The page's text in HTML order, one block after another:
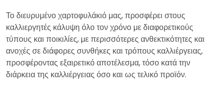
Το διευρυμένο χαρτοφυλάκιό μας, προσφέρει στους
καλλιεργητές κάλυψη όλο τον χρόνο με διαφορετικούς
τύπους και ποικιλίες, με περισσότερες ανθεκτικότητες και
ανοχές σε διάφορες συνθήκες και τρόπους καλλιέργειας,
προσφέροντας εξαιρετικό αποτέλεσμα, τόσο κατά την
διάρκεια της καλλιέργειας όσο και ως τελικό προϊόν.